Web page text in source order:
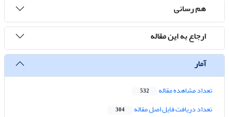
هم رسانی
ارجاع به این مقاله
آمار
تعداد مشاهده مقاله 532
تعداد دریافت فایل اصل مقاله 304